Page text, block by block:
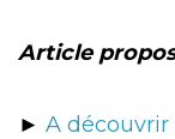
Article
► A découvrir